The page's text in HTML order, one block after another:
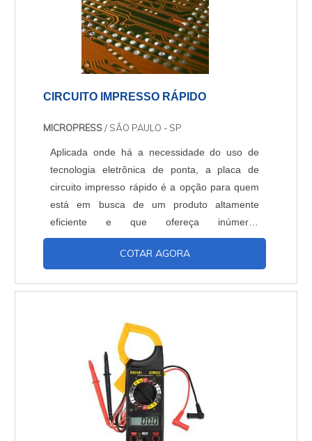
CIRCUITO IMPRESSO RÁPIDO
MICROPRESS/ SÃO PAULO - SP
Aplicada onde há a necessidade do uso de
tecnologia eletrônica de ponta, a placa de
circuito impresso rápido é a opção para quem
está em busca de um produto altamente
eficiente e que ofereça inúmeros
benefícios. Versatilidade e eficiênciaPara
adquirir uma placa de circuito impresso de alta
especializado, e que de preferência já esteja
chances de conseguir um negóci....
COTAR AGORA